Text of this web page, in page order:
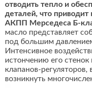
отводить тепло и
деталей, что
АКПП Мерседеса Б-
масло представляет
под большим
Интенсивное
истончению его
клапанов-регуляторов,
возникнуть